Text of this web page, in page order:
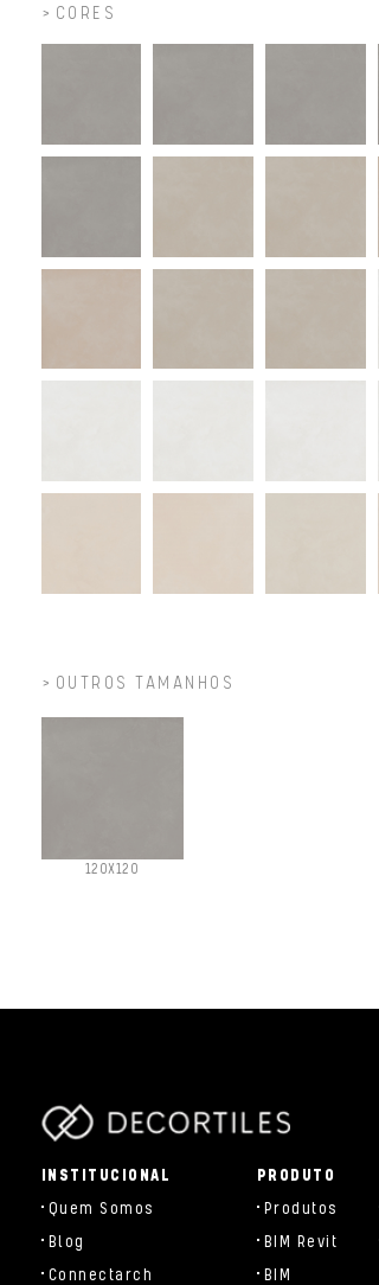
CORES
OUTROS TAMANHOS
120X120
INSTITUCIONAL
Quem Somos
Blog
Connectarch
PRODUTO
Produtos
BIM Revit
BIM